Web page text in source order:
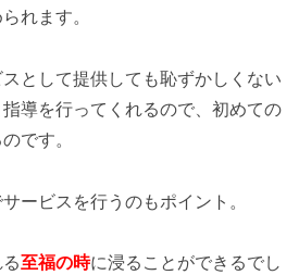
れます。
として提供しても恥ずかしくない
導を行ってくれるので、初めての
です。
ービスを行うのもポイント。
至福の時に浸ることができるでし